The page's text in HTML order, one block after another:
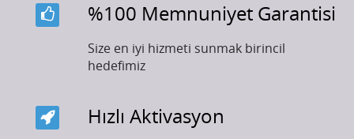
%100 Memnuniyet Garantisi
Size en iyi hizmeti sunmak birincil
hedefimiz
Hızlı Aktivasyon